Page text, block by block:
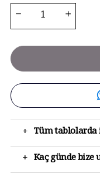
+ Tüm tablolarda
+ Kaç günde bize